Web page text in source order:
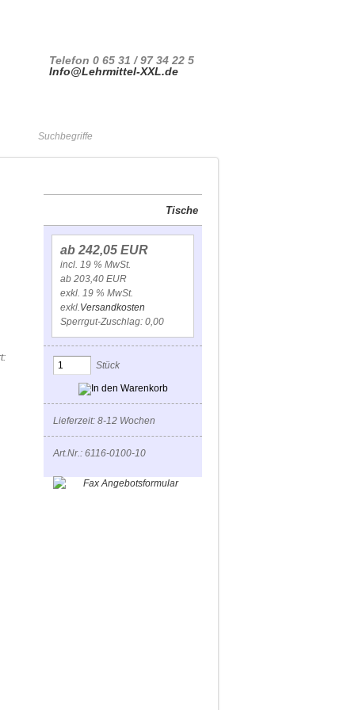
Telefon 0 65 31 / 97 34 22 5
Info@Lehrmittel-XXL.de
Tische
ab 242,05 EUR
incl. 19 % MwSt.
ab 203,40 EUR
exkl. 19 % MwSt.
exkl.Versandkosten
Sperrgut-Zuschlag: 0,00
Stück
Lieferzeit: 8-12 Wochen
Art.Nr.: 6116-0100-10